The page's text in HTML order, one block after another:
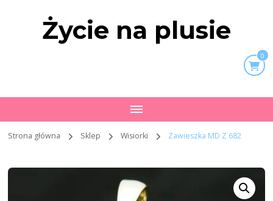
Życie na plusie
0
Strona główna Sklep Wisiorki Zawieszka MD Z 682